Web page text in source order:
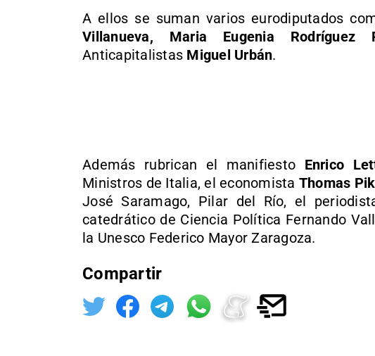
A ellos se suman varios eurodiputados
Villanueva, Maria Eugenia Rodríguez
Anticapitalistas Miguel Urbán.
Además rubrican el manifiesto Enrico
Ministros de Italia, el economista Thomas
José Saramago, Pilar del Río, el
catedrático de Ciencia Política Fernando
la Unesco Federico Mayor Zaragoza.
Compartir